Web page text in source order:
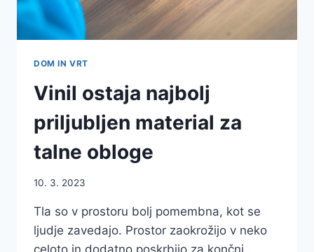
DOM IN VRT
Vinil ostaja najbolj
priljubljen material za
talne obloge
10. 3. 2023
Tla so v prostoru bolj pomembna, kot se
ljudje zavedajo. Prostor zaokrožijo v neko